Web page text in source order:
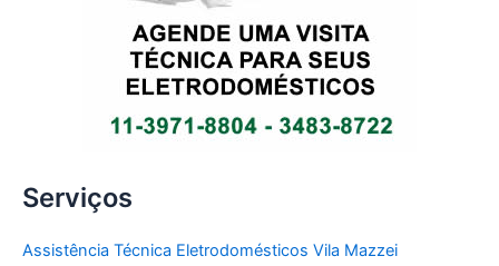
Serviços
Assistência Técnica Eletrodomésticos Vila Mazzei